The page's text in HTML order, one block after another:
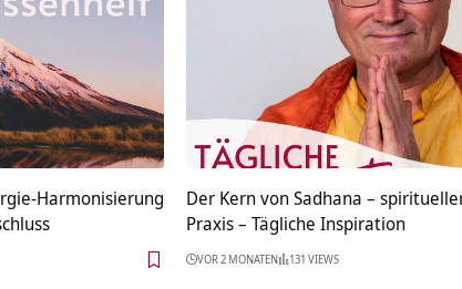
Harmonisierung
Der Kern von Sadhana –
Praxis – Tägliche Inspiration
VOR 2 MONATEN 131 VIEWS